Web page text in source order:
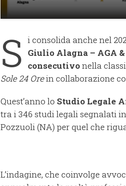
S i consolida anche nel
Giulio Alagna – AGA
consecutivonella
Sole 24 Orein collaborazione
Quest’anno lo Studio Legale
tra i 346 studi legali segnalati
Pozzuoli (NA) per quel che
L’indagine, che coinvolge